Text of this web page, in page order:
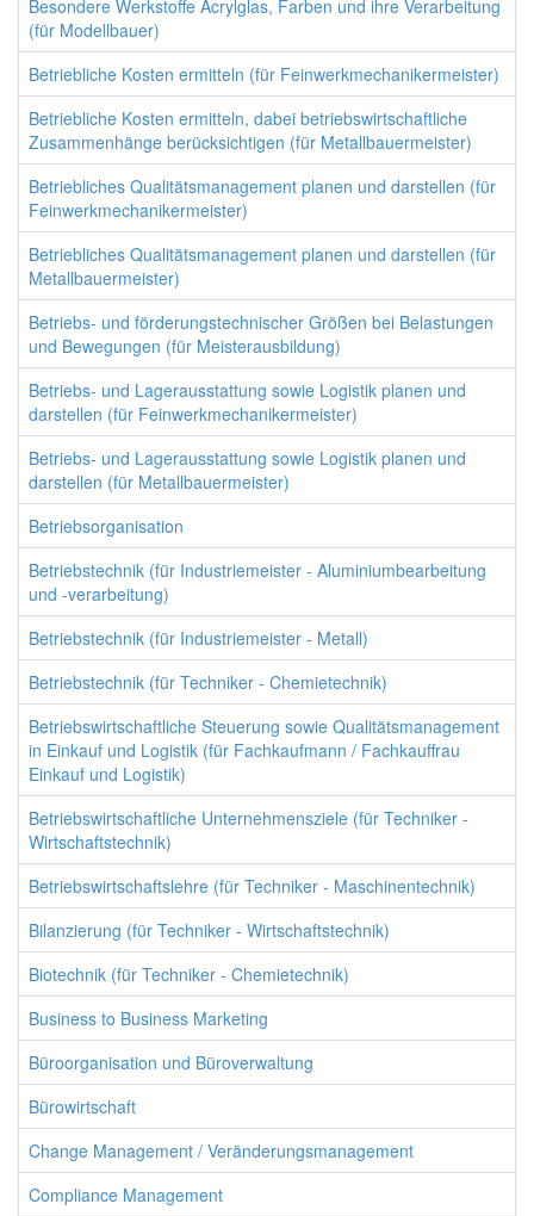
Besondere Werkstoffe Acrylglas, Farben und ihre Verarbeitung
(für Modellbauer)
Betriebliche Kosten ermitteln (für Feinwerkmechanikermeister)
Betriebliche Kosten ermitteln, dabei betriebswirtschaftliche
Zusammenhänge berücksichtigen (für Metallbauermeister)
Betriebliches Qualitätsmanagement planen und darstellen (für
Feinwerkmechanikermeister)
Betriebliches Qualitätsmanagement planen und darstellen (für
Metallbauermeister)
Betriebs- und förderungstechnischer Größen bei Belastungen
und Bewegungen (für Meisterausbildung)
Betriebs- und Lagerausstattung sowie Logistik planen und
darstellen (für Feinwerkmechanikermeister)
Betriebs- und Lagerausstattung sowie Logistik planen und
darstellen (für Metallbauermeister)
Betriebsorganisation
Betriebstechnik (für Industriemeister - Aluminiumbearbeitung
und -verarbeitung)
Betriebstechnik (für Industriemeister - Metall)
Betriebstechnik (für Techniker - Chemietechnik)
Betriebswirtschaftliche Steuerung sowie Qualitätsmanagement
in Einkauf und Logistik (für Fachkaufmann / Fachkauffrau
Einkauf und Logistik)
Betriebswirtschaftliche Unternehmensziele (für Techniker -
Wirtschaftstechnik)
Betriebswirtschaftslehre (für Techniker - Maschinentechnik)
Bilanzierung (für Techniker - Wirtschaftstechnik)
Biotechnik (für Techniker - Chemietechnik)
Business to Business Marketing
Büroorganisation und Büroverwaltung
Bürowirtschaft
Change Management / Veränderungsmanagement
Compliance Management